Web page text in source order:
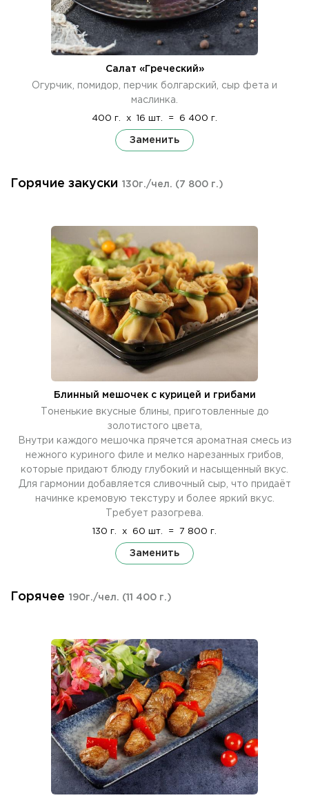
Салат «Греческий»
Огурчик, помидор, перчик болгарский, сыр фета и
маслинка.
400 г. x 16 шт. = 6 400 г.
Заменить
Горячие закуски 130г./чел. (7 800 г.)
Блинный мешочек с курицей и грибами
Тоненькие вкусные блины, приготовленные до
золотистого цвета,
Внутри каждого мешочка прячется ароматная смесь из
нежного куриного филе и мелко нарезанных грибов,
которые придают блюду глубокий и насыщенный вкус.
Для гармонии добавляется сливочный сыр, что придаёт
начинке кремовую текстуру и более яркий вкус.
Требует разогрева.
130 г. x 60 шт. = 7 800 г.
Заменить
Горячее 190г./чел. (11 400 г.)